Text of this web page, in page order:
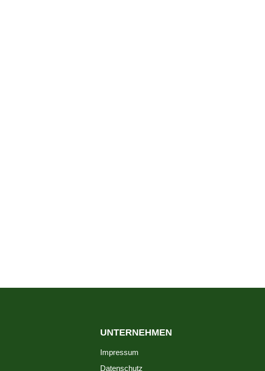
UNTERNEHMEN
Impressum
Datenschutz